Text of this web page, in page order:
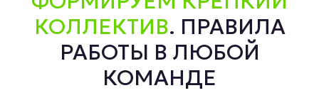
КОЛЛЕКТИВ. ПРАВИЛА
РАБОТЫ В ЛЮБОЙ
КОМАНДЕ